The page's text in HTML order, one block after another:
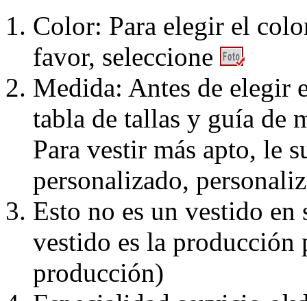
Color: Para elegir el
favor, seleccione
Medida: Antes de elegir
tabla de tallas y guía de
Para vestir más apto, le
personalizado,
Esto no es un vestido
vestido es la producción
producción)